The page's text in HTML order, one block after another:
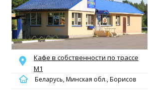
Кафе в собственности по трассе
М1
Беларусь, Минская обл., Борисов